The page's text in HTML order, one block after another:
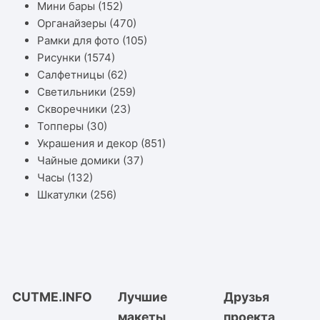
Мини бары (152)
Органайзеры (470)
Рамки для фото (105)
Рисунки (1574)
Салфетницы (62)
Светильники (259)
Скворечники (23)
Топперы (30)
Украшения и декор (851)
Чайные домики (37)
Часы (132)
Шкатулки (256)
CUTME.INFO
Лучшие
Друзья